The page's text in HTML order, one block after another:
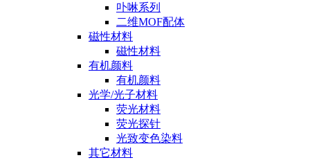
卟啉系列
二维MOF配体
磁性材料
磁性材料
有机颜料
有机颜料
光学/光子材料
荧光材料
荧光探针
光致变色染料
其它材料